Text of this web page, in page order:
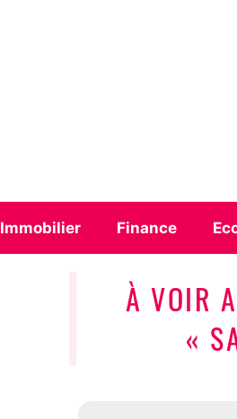
Immobilier Finance
À VOIR
«